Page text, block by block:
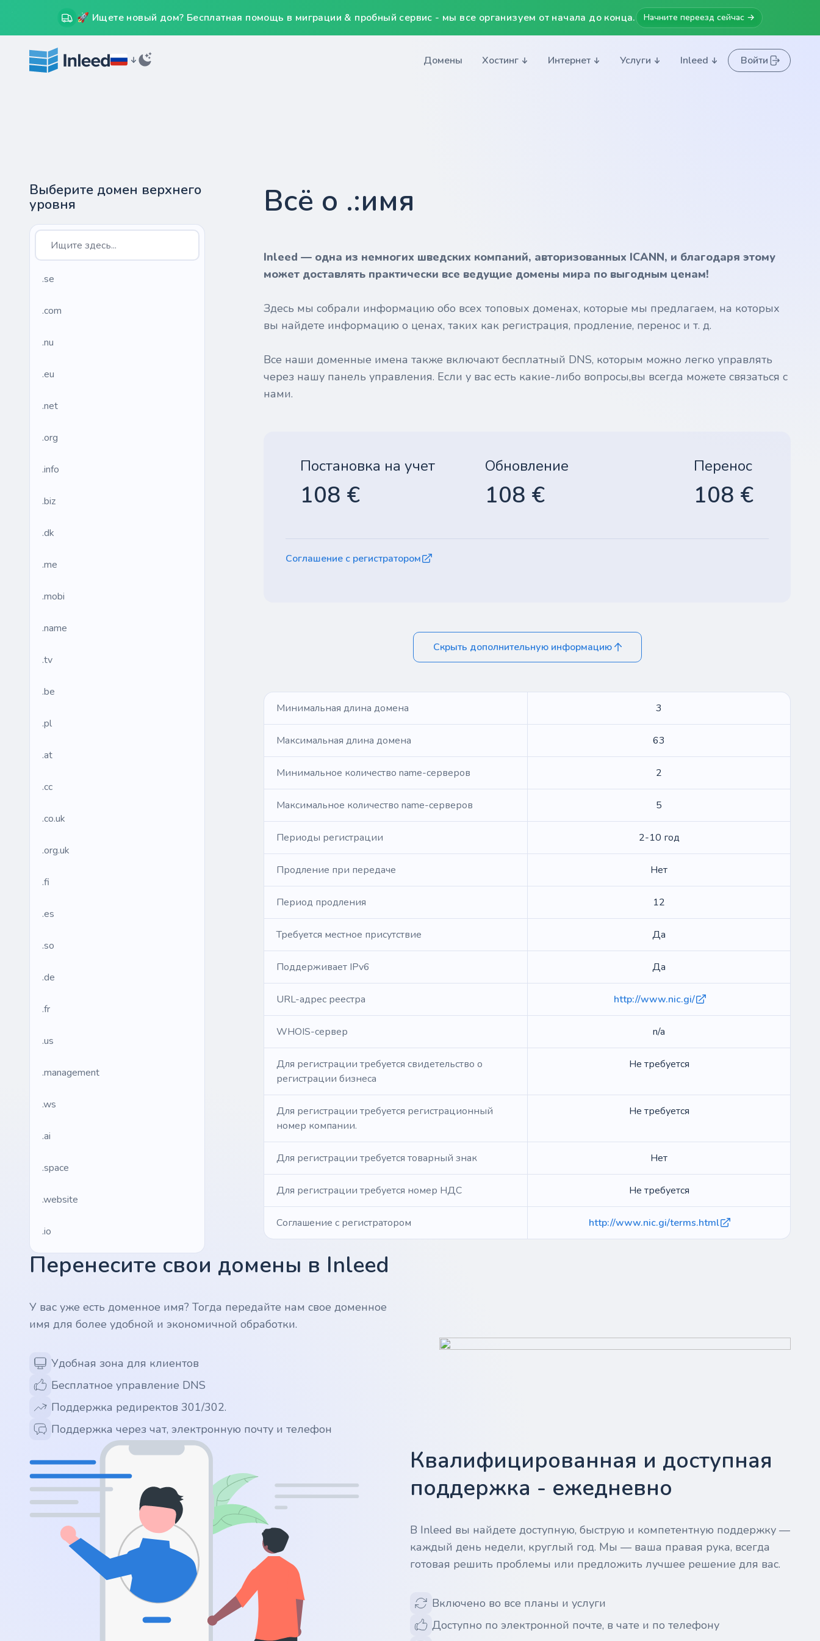
🚀 Ищете новый дом? Бесплатная помощь в миграции & пробный сервис - мы все организуем от начала до конца. Начните переезд сейчас →
Домены Хостинг Интернет Услуги Inleed Войти
Выберите домен верхнего
уровня
.se
.com
.nu
.eu
.net
.org
.info
.biz
.dk
.me
.mobi
.name
.tv
.be
.pl
.at
.cc
.co.uk
.org.uk
.fi
.es
.so
.de
.fr
.us
.management
.ws
.ai
.space
.website
.io
.ru
.gr
.network
.app
.zone
.no
.site
Всё о .:имя
Inleed — одна из немногих шведских компаний, авторизованных ICANN, и благодаря этому
может доставлять практически все ведущие домены мира по выгодным ценам!
Здесь мы собрали информацию обо всех топовых доменах, которые мы предлагаем, на которых
вы найдете информацию о ценах, таких как регистрация, продление, перенос и т. д.
Все наши доменные имена также включают бесплатный DNS, которым можно легко управлять
через нашу панель управления. Если у вас есть какие-либо вопросы,вы всегда можете связаться с
нами.
Постановка на учет
108 €
Обновление
108 €
Перенос
108 €
Соглашение с регистратором
Скрыть дополнительную информацию
Минимальная длина домена 3
Максимальная длина домена 63
Минимальное количество name-серверов 2
Максимальное количество name-серверов 5
Периоды регистрации 2-10 год
Продление при передаче Нет
Период продления 12
Требуется местное присутствие Да
Поддерживает IPv6 Да
URL-адрес реестра http://www.nic.gi/
WHOIS-сервер n/a
Для регистрации требуется свидетельство о
регистрации бизнеса
Не требуется
Для регистрации требуется регистрационный
номер компании.
Не требуется
Для регистрации требуется товарный знак Нет
Для регистрации требуется номер НДС Не требуется
Соглашение с регистратором http://www.nic.gi/terms.html
Перенесите свои домены в Inleed
У вас уже есть доменное имя? Тогда передайте нам свое доменное
имя для более удобной и экономичной обработки.
Удобная зона для клиентов
Бесплатное управление DNS
Поддержка редиректов 301/302.
Поддержка через чат, электронную почту и телефон
Квалифицированная и доступная
поддержка - ежедневно
В Inleed вы найдете доступную, быструю и компетентную поддержку —
каждый день недели, круглый год. Мы — ваша правая рука, всегда
готовая решить проблемы или предложить лучшее решение для вас.
Включено во все планы и услуги
Доступно по электронной почте, в чате и по телефону